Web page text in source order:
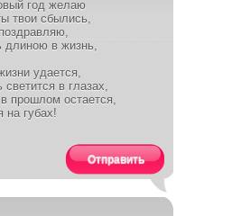
год желаю
твои сбылись,
длиною в жизнь,
удается,
светится в глазах,
прошлом остается,
на губах!
Отправить